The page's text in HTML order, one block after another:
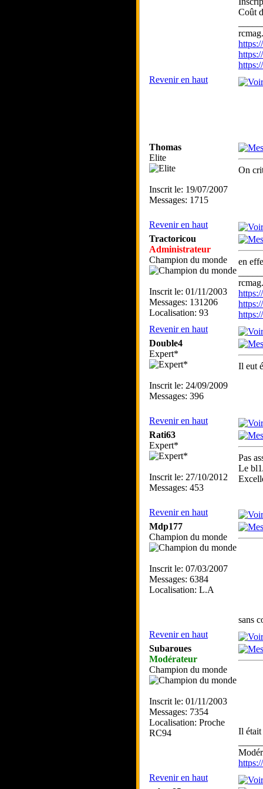
Coût
Revenir en haut
Thomas
Elite
Inscrit le: 19/07/2007
Messages: 1715
On
Revenir en haut
Tractoricou
Administrateur
Champion du monde
Inscrit le: 01/11/2003
Messages: 131206
Localisation: 93
en
Revenir en haut
Double4
Expert*
Inscrit le: 24/09/2009
Messages: 396
Il eut
Revenir en haut
Rati63
Expert*
Inscrit le: 27/10/2012
Messages: 453
Pas
Le
Revenir en haut
Mdp177
Champion du monde
Inscrit le: 07/03/2007
Messages: 6384
Localisation: L.A
sans
Revenir en haut
Subaroues
Modérateur
Champion du monde
Inscrit le: 01/11/2003
Messages: 7354
Localisation: Proche
RC94
Il était
Revenir en haut